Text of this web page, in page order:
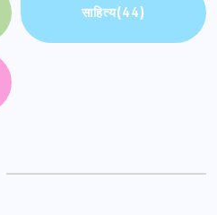
साहित्य(44)